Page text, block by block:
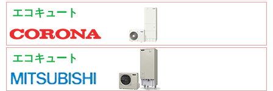
エコキュート
エコキュート